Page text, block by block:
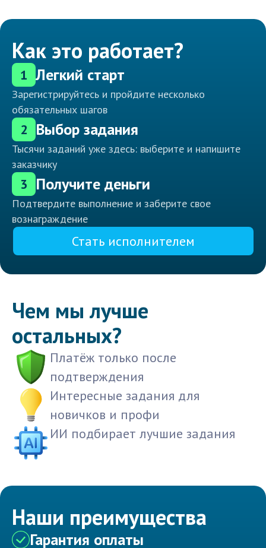
Как это работает?
1 Легкий старт
Зарегистрируйтесь и пройдите несколько
обязательных шагов
2 Выбор задания
Тысячи заданий уже здесь: выберите и напишите
заказчику
3 Получите деньги
Подтвердите выполнение и заберите свое
вознаграждение
Стать исполнителем
Чем мы лучше
остальных?
Платёж только после
подтверждения
Интересные задания для
новичков и профи
ИИ подбирает лучшие задания
Наши преимущества
Гарантия оплаты